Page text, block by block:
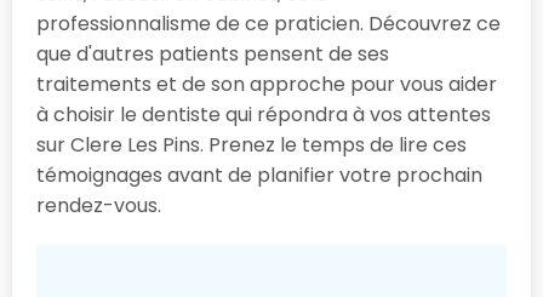
professionnalisme de ce praticien. Découvrez ce
que d'autres patients pensent de ses
traitements et de son approche pour vous aider
à choisir le dentiste qui répondra à vos attentes
sur Clere Les Pins. Prenez le temps de lire ces
témoignages avant de planifier votre prochain
rendez-vous.